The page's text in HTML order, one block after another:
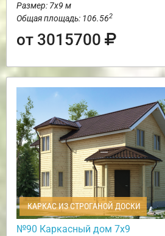
Размер: 7х9 м
Общая площадь: 106.562
от 3015700
КАРКАС ИЗ СТРОГАНОЙ ДОСКИ
№90 Каркасный дом 7х9